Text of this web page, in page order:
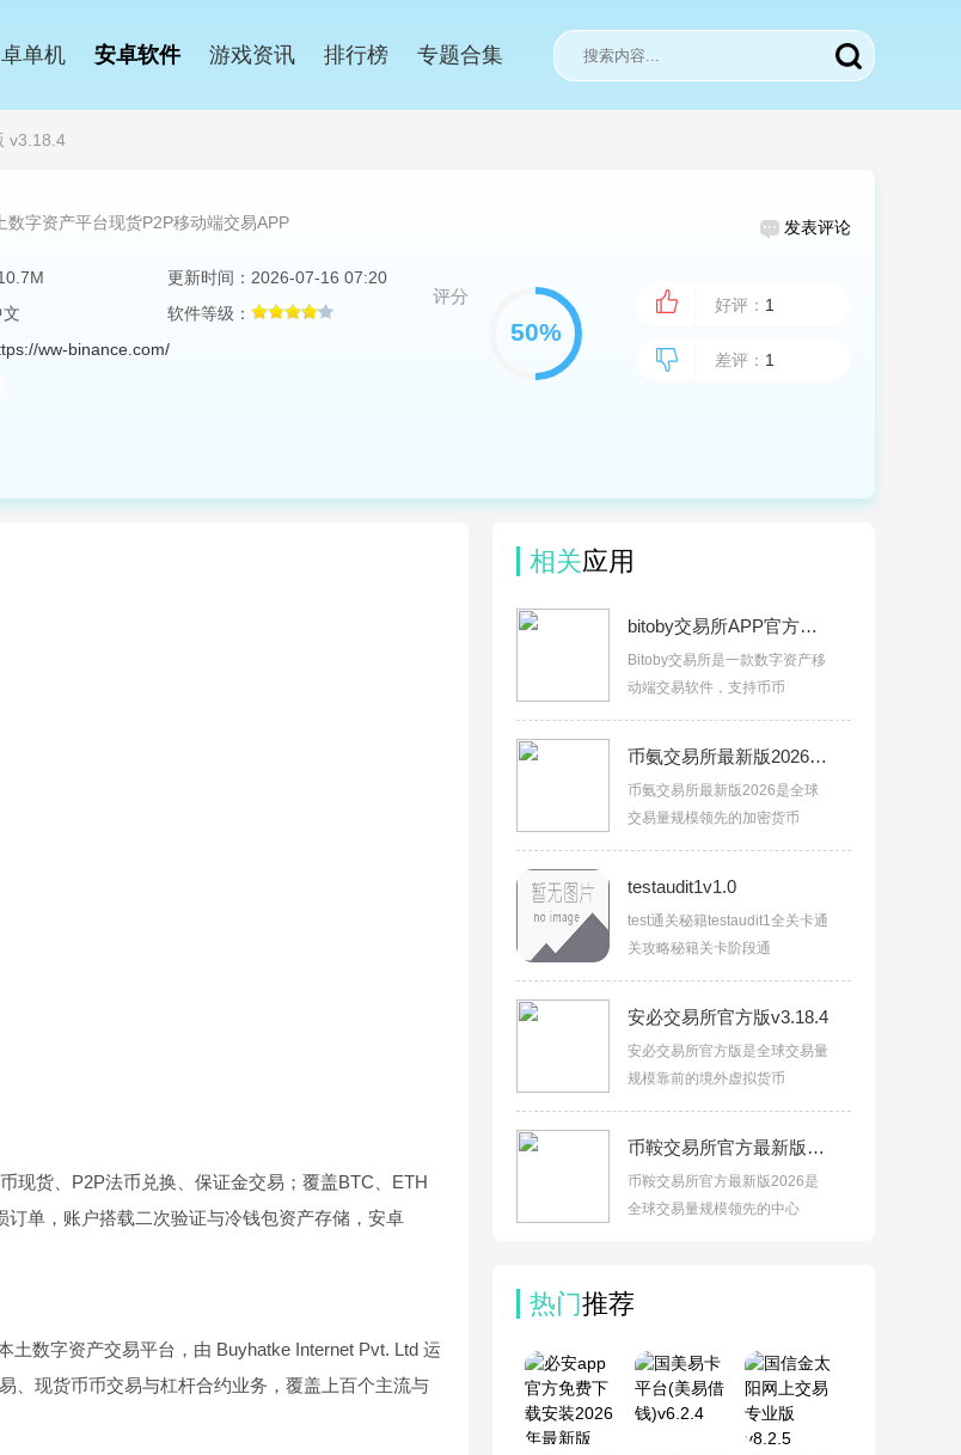
单机 安卓软件 游戏资讯 排行榜 专题合集
v3.18.4
数字资产平台现货P2P移动端交易APP 发表评论
更新时间：2026-07-16 07:20
软件等级：
ww-binance.com/
评分 好评： 1
差评： 1
现货、P2P法币兑换、保证金交易；覆盖BTC、ETH
单，账户搭载二次验证与冷钱包资产存储，安卓
数字资产交易平台，由 Buyhatke Internet Pvt. Ltd 运
、现货币币交易与杠杆合约业务，覆盖上百个主流与
相关应用
bitoby交易所APP官方下载v3.18.4
Bitoby交易所是一款数字资产移
动端交易软件，支持币币
币氨交易所最新版2026v3.18.4
币氨交易所最新版2026是全球
交易量规模领先的加密货币
testaudit1v1.0
test通关秘籍testaudit1全关卡通
关攻略秘籍关卡阶段通
安必交易所官方版v3.18.4
安必交易所官方版是全球交易量
规模靠前的境外虚拟货币
币鞍交易所官方最新版2026v3.18.4
币鞍交易所官方最新版2026是
全球交易量规模领先的中心
热门推荐